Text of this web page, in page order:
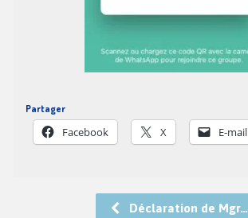
Partager
Facebook X E-mail
Déclaration de Mgr…